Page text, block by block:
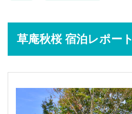
草庵秋桜 宿泊レポート